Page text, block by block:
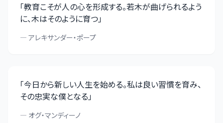
「教育こそが人の心を形成する。若木が曲げられるよう
に、木はそのように育つ」
— アレキサンダー・ポープ
「今日から新しい人生を始める。私は良い習慣を育み、
その忠実な僕となる」
— オグ・マンディーノ